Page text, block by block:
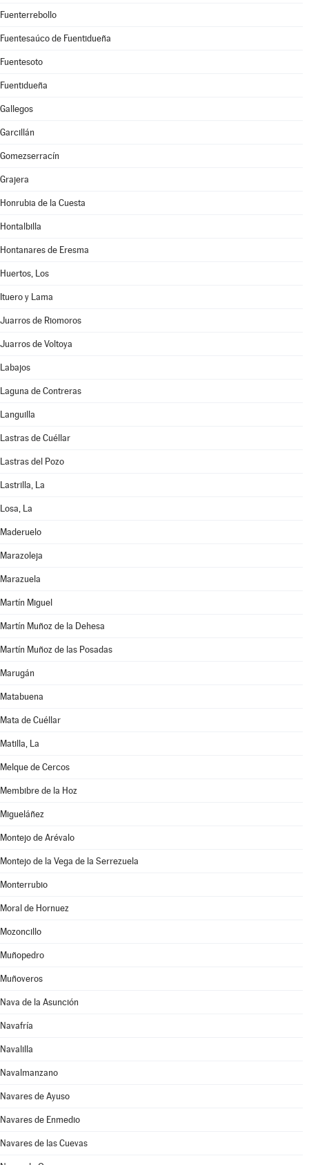
Fuenterrebollo
Fuentesaúco de Fuentidueña
Fuentesoto
Fuentidueña
Gallegos
Garcillán
Gomezserracín
Grajera
Honrubia de la Cuesta
Hontalbilla
Hontanares de Eresma
Huertos, Los
Ituero y Lama
Juarros de Riomoros
Juarros de Voltoya
Labajos
Laguna de Contreras
Languilla
Lastras de Cuéllar
Lastras del Pozo
Lastrilla, La
Losa, La
Maderuelo
Marazoleja
Marazuela
Martín Miguel
Martín Muñoz de la Dehesa
Martín Muñoz de las Posadas
Marugán
Matabuena
Mata de Cuéllar
Matilla, La
Melque de Cercos
Membibre de la Hoz
Migueláñez
Montejo de Arévalo
Montejo de la Vega de la Serrezuela
Monterrubio
Moral de Hornuez
Mozoncillo
Muñopedro
Muñoveros
Nava de la Asunción
Navafría
Navalilla
Navalmanzano
Navares de Ayuso
Navares de Enmedio
Navares de las Cuevas